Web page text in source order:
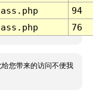
94
76
您带来的访问不便我